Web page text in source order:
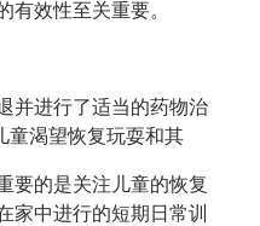
有效性至关重要。
并进行了适当的药物治
童渴望恢复玩耍和其
要的是关注儿童的恢复
家中进行的短期日常训